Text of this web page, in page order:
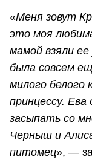
«Меня зовут
это моя
мамой взяли
была совсем
милого белого
принцессу.
засыпать со
Черныш и
питомец», —